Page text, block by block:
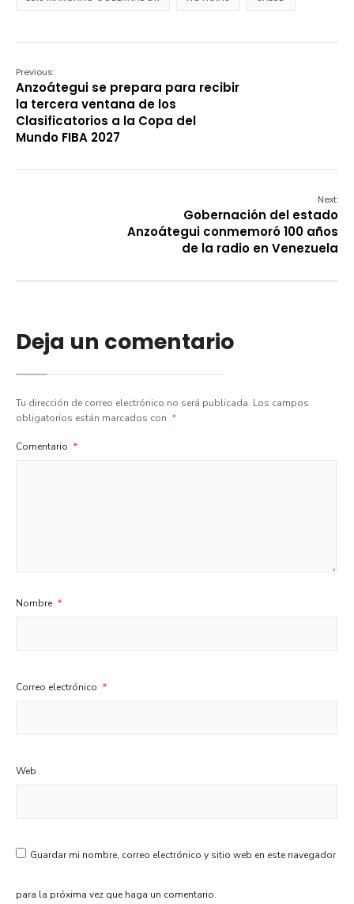
Previous:
Anzoátegui se prepara para recibir
la tercera ventana de los
Clasificatorios a la Copa del
Mundo FIBA 2027
Next:
Gobernación del estado
Anzoátegui conmemoró 100 años
de la radio en Venezuela
Deja un comentario
Tu dirección de correo electrónico no será publicada. Los campos
obligatorios están marcados con *
Comentario *
Nombre *
Correo electrónico *
Web
Guardar mi nombre, correo electrónico y sitio web en este navegador
para la próxima vez que haga un comentario.